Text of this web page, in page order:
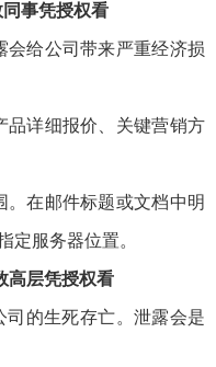
同事凭授权看
会给公司带来严重经济损
品详细报价、关键营销方
。在邮件标题或文档中明
定服务器位置。
高层凭授权看
司的生死存亡。泄露会是